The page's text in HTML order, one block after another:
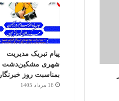
پیام تبریک مدیریت
شهری مشکین‌دشت
بمناسبت روز خبرنگار
16 مرداد 1405